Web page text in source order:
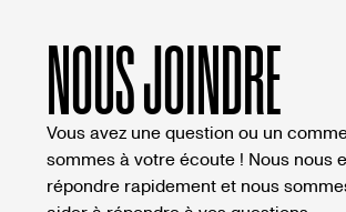
D'ARIANE
NOUS JOINDRE
Vous avez une question ou un
sommes à votre écoute ! Nous nous
répondre rapidement et nous